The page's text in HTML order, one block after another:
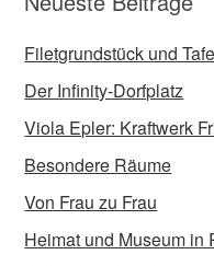
Filetgrundstück und
Der Infinity-Dorfplatz
Viola Epler: Kraftwerk
Besondere Räume
Von Frau zu Frau
Heimat und Museum in